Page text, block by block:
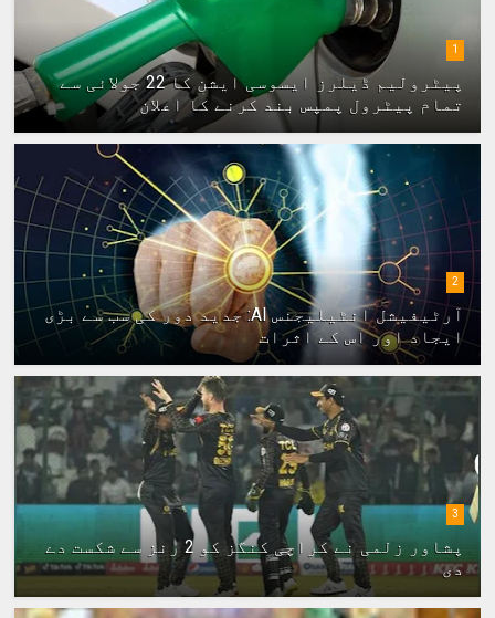
1
پیٹرولیم ڈیلرز ایسوسی ایشن کا 22 جولائی سے
تمام پیٹرول پمپس بند کرنے کا اعلان
2
آرٹیفیشل انٹیلیجنس AI: جدید دور کی سب سے بڑی
ایجاد اور اس کے اثرات
3
پشاور زلمی نے کراچی کنگز کو 2 رنز سے شکست دے
دی